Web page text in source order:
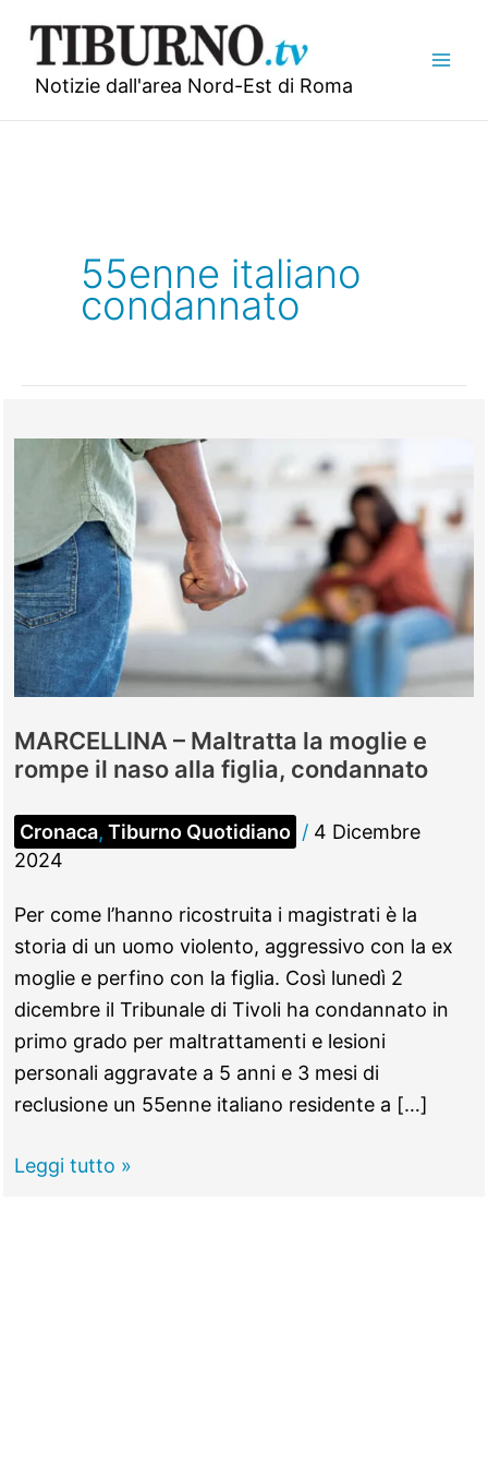
contenuto
Notizie dall'area Nord-Est di Roma
55enne italiano
condannato
MARCELLINA – Maltratta la moglie e
rompe il naso alla figlia, condannato
Cronaca, Tiburno Quotidiano / 4 Dicembre
2024
Per come l’hanno ricostruita i magistrati è la
storia di un uomo violento, aggressivo con la ex
moglie e perfino con la figlia. Così lunedì 2
dicembre il Tribunale di Tivoli ha condannato in
primo grado per maltrattamenti e lesioni
personali aggravate a 5 anni e 3 mesi di
reclusione un 55enne italiano residente a […]
MARCELLINA
Leggi tutto »